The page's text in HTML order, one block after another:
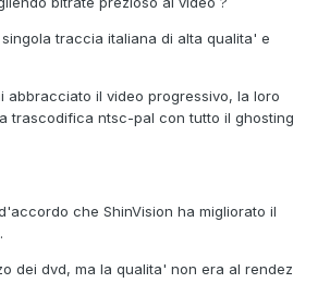
traccia italiana di alta qualita' e
abbracciato il video progressivo, la loro
trascodifica ntsc-pal con tutto il ghosting
che ShinVision ha migliorato il
dei dvd, ma la qualita' non era al rendez